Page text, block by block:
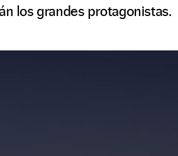
los grandes protagonistas.